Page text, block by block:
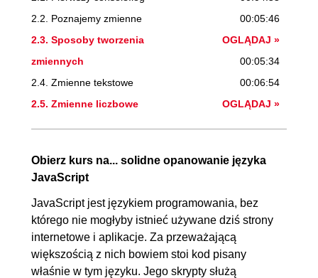
2.2. Poznajemy zmienne
00:05:46
2.3. Sposoby tworzenia
zmiennych
OGLĄDAJ »
00:05:34
2.4. Zmienne tekstowe
00:06:54
2.5. Zmienne liczbowe
OGLĄDAJ »
2.7. Operatory logiczne
00:05:26
2.9. Tablice
00:07:16
3. Metody tablic i instrukcje
warunkowe
00:30:01
Obierz kurs na... solidne opanowanie języka
JavaScript
JavaScript jest językiem programowania, bez
którego nie mogłyby istnieć używane dziś strony
internetowe i aplikacje. Za przeważającą
większością z nich bowiem stoi kod pisany
właśnie w tym języku. Jego skrypty służą